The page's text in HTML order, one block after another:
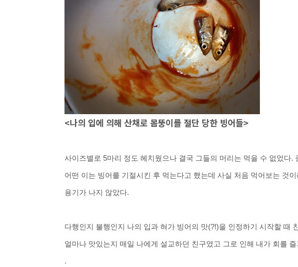
<나의 입에 의해 산채로 몸뚱이를 절단 당한 빙어들>
사이즈별로 5마리 정도 헤치웠으나 결국 그들의 머리는 먹을 수 없었다.
어떤 이는 빙어를 기절시킨 후 먹는다고 했는데 사실 처음 먹어보는 것
용기가 나지 않았다.
다행인지 불행인지 나의 입과 혀가 빙어의 맛(?!)을 인정하기 시작할 때
얼마나 맛있는지 매일 나에게 설교하던 친구였고 그로 인해 내가 회를
.